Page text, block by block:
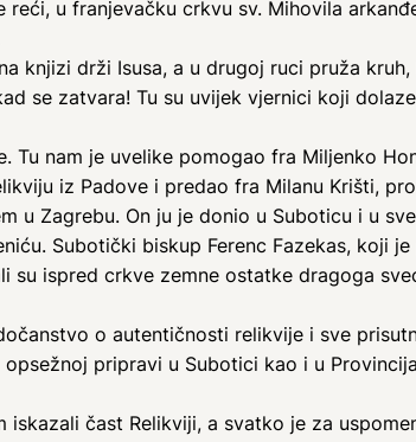
u franjevačku crkvu sv. Mihovila
knjizi drži Isusa, a u drugoj ruci pruža
se zatvara! Tu su uvijek vjernici koji
nam je uvelike pomogao fra Miljenko
iz Padove i predao fra Milanu Krišti,
u Zagrebu. On ju je donio u Suboticu i u
Subotički biskup Ferenc Fazekas, koji
ispred crkve zemne ostatke dragoga
o autentičnosti relikvije i sve
pripravi u Subotici kao i u
čast Relikviji, a svatko je za